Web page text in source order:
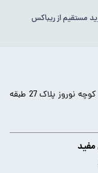
مستقیم از ریباکس
آدرس: تهران، میدان انقلاب، خیابان 12 فروردین، کوچه نوروز پلاک 27 طبقه
مفید